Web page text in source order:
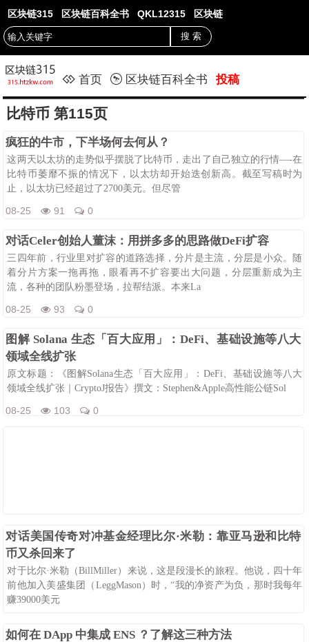
区块链315 区块链百科全书 QKL12315 区块链
首页 区块链百科全书 投稿
比特币 第115页
疯狂的牛市，下半场何去何从？
这两天以太坊的走势似乎摆脱了比特币，走出了自己独立的行情—-在
比特币萎靡不振的情况下，以太坊却开始迭创新高。截至写稿时为
止，以太坊已经超过了2700美元。但尽管
08-25 91 0
对话Celer创始人董沫：用拼多多的思路做DeFi扩容
三四年前，行业里对扩容的道路选择，分片是主流，分层是小众。随
着分片方案一拖再拖，眼看再不扩容要出大问题，分层重新成为主
流，各种的团队粉墨登场，拉帮结派。本来La
08-25 93 0
图解 Solana 生态「百大应用」：DeFi、基础设施等八大
领域全线扩张
原文标题：《图解Solana生态「百大应用」：DeFi、基础设施等八大
领域全线扩张｜CryptoJ报告》撰文：Stephen&Apple高性能公链Sol
08-25 103 0
对话美国传奇对冲基金经理比尔·米勒：靠亚马逊和比特
币又杀回来了
对于比尔·米勒（BillMiller）来说，这是段漫长的旅程。他说，四十年
前他加入美盛集团（LeggMason）时，“我的净资产为负，那时我每年
赚39000美元
如何在 DApp 中集成 ENS ？了解这三种方法